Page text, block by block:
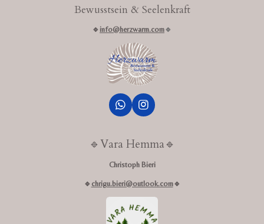
Bewusstsein & Seelenkraft
🔹 info@herzwarm.com🔹
W
h
t
A
p
I
n
t
g
a
🔹️Vara Hemma🔹️
Christoph Bieri
🔹 chrigu.bieri@outlook.com🔹